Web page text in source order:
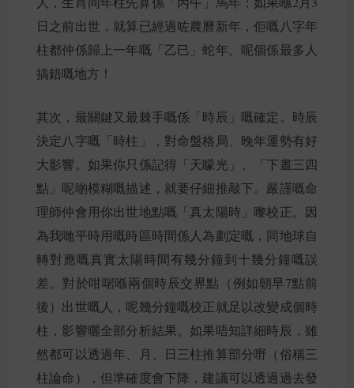
日之前出世，就算已經過咗農曆新年，佢嘅八字年
柱都仲係歸上一年嘅「乙巳」蛇年。呢個係最多人
搞錯嘅地方！
其次，最關鍵又最棘手嘅係「時辰」嘅確定。時辰
決定八字嘅「時柱」，對命盤格局、晚年運勢有好
大影響。如果你只係記得「天矇光」、「下晝三四
點」呢啲模糊嘅描述，就要仔細推敲下。嚴謹嘅命
理師仲會用你出世地點嘅「真太陽時」嚟校正。因
為我哋平時用嘅時區時間係人為劃定嘅，同地球自
轉對應嘅真實太陽時間有幾分鐘到十幾分鐘嘅誤
差。對於咁啱喺兩個時辰交界點（例如朝早7點前
後）出世嘅人，呢幾分鐘嘅校正就足以改變成個時
柱，影響曬全部分析結果。如果唔知詳細時辰，雖
然都可以透過年、月、日三柱推算部分嘢（俗稱三
柱論命），但準確度會下降，建議可以透過過去發